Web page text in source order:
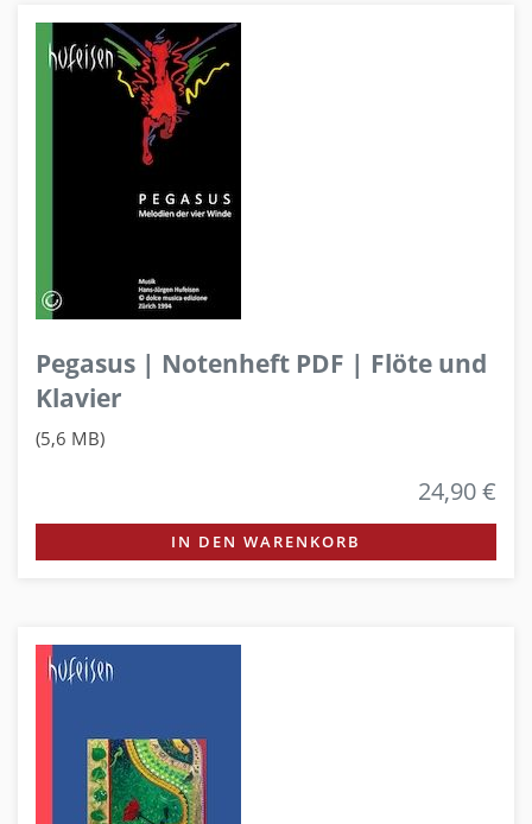
Pegasus | Notenheft PDF | Flöte und
Klavier
(5,6 MB)
24,90 €
IN DEN WARENKORB